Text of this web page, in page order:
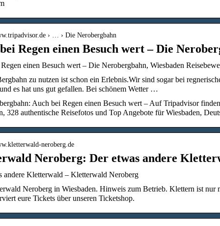
› … › Die Nerobergbahn
Regen einen Besuch wert – Die
einen Besuch wert – Die Nerobergbahn, Wiesbaden
zu nutzen ist schon ein Erlebnis.Wir sind sogar bei
es hat uns gut gefallen. Bei schönem Wetter …
Auch bei Regen einen Besuch wert – Auf Tripadvisor
328 authentische Reisefotos und Top Angebote für Wiesbaden,
neroberg.de
Neroberg: Der etwas andere
andere Kletterwald – Kletterwald Neroberg
Neroberg in Wiesbaden. Hinweis zum Betrieb. Klettern ist nur
eure Tickets über unseren Ticketshop.